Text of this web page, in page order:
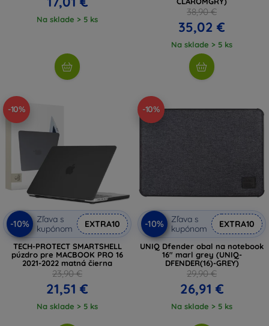
Na sklade > 5 ks
38,90 €
35,02 €
Na sklade > 5 ks
-10%
-10%
Zľava s
kupónom
EXTRA10
TECH-PROTECT SMARTSHELL
púzdro pre MACBOOK PRO 16
2021-2022 matná čierna
23,90 €
21,51 €
Na sklade > 5 ks
-10%
-10%
Zľava s
kupónom
EXTRA10
UNIQ Dfender obal na notebook
16" marl grey (UNIQ-
DFENDER(16)-GREY)
29,90 €
26,91 €
Na sklade > 5 ks